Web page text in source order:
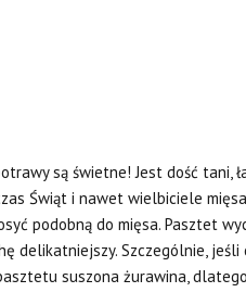
są świetne! Jest dość tani,
Świąt i nawet wielbiciele
podobną do mięsa. Pasztet
delikatniejszy. Szczególnie, jeśli
suszona żurawina,